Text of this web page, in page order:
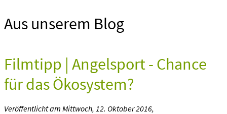
Aus unserem Blog
Filmtipp | Angelsport - Chance
für das Ökosystem?
Veröffentlicht am Mittwoch, 12. Oktober 2016,